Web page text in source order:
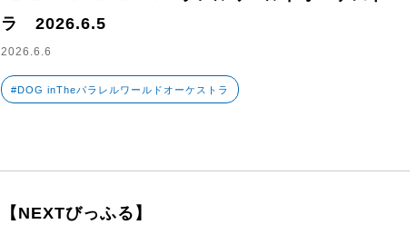
ラ 2026.6.5
2026.6.6
#DOG inTheパラレルワールドオーケストラ
【NEXTびっふる】